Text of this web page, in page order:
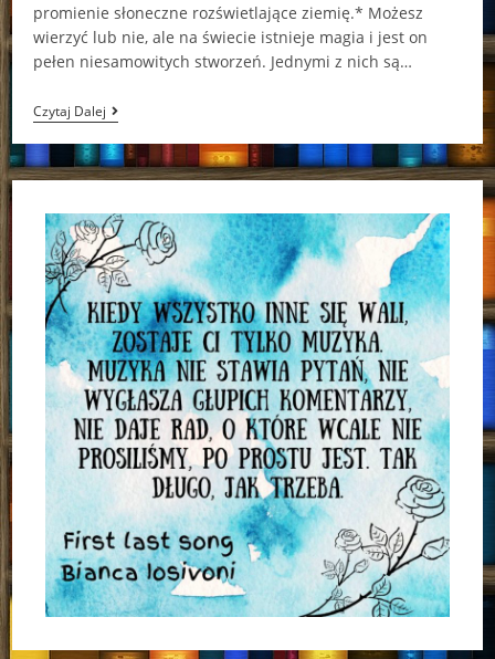
promienie słoneczne rozświetlające ziemię.* Możesz
wierzyć lub nie, ale na świecie istnieje magia i jest on
pełen niesamowitych stworzeń. Jednymi z nich są…
Czytaj Dalej“Stowarzyszenie
Magicznych
Jednorożców”
Selwyn
E.